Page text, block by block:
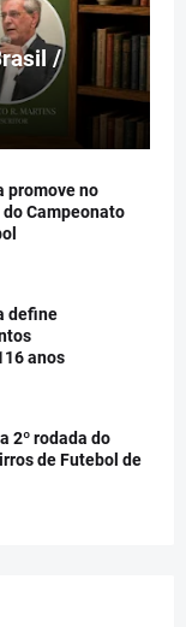
/
promove no
Campeonato
define
anos
2º rodada do
de Futebol de